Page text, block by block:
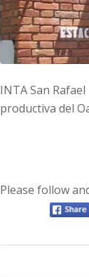
INTA San
productiva del
Please follow